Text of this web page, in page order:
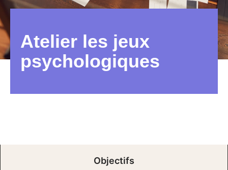
Atelier les jeux
psychologiques
Objectifs